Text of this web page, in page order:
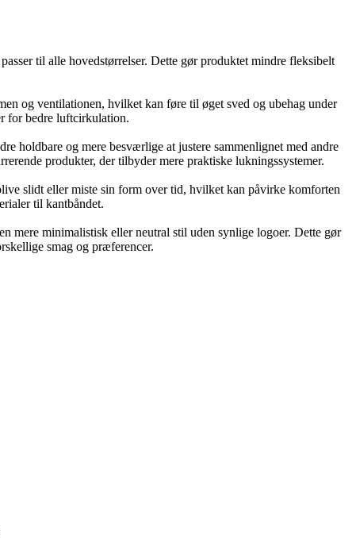
til alle hovedstørrelser. Dette gør produktet mindre fleksibelt
og ventilationen, hvilket kan føre til øget sved og ubehag under
for bedre luftcirkulation.
holdbare og mere besværlige at justere sammenlignet med andre
produkter, der tilbyder mere praktiske lukningssystemer.
slidt eller miste sin form over tid, hvilket kan påvirke komforten
til kantbåndet.
mere minimalistisk eller neutral stil uden synlige logoer. Dette gør
smag og præferencer.